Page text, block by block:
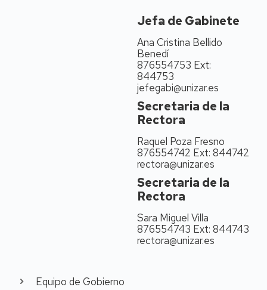
Profesora de Histología y
la Facultad de Ciencias
Experimentales y de la
Salud de la Universidad
Cardenal Herrera
(Valencia). Regresó a la
Facultad de Veterinaria
de la Universidad de
Responsable y Jefe de
Área Técnica del
Laboratorio Autonómico
de Aragón de las
Encefalopatías
Transmisibles (Centro de
Encefalopatías y
Enfermedades
Jefa de Gabinete
Ana Cristina Bellido
Benedí
876554753 Ext:
844753
jefegabi@unizar.es
Secretaria de la
Rectora
Raquel Poza Fresno
876554742 Ext: 844742
rectora@unizar.es
Secretaria de la
Rectora
Sara Miguel Villa
876554743 Ext: 844743
rectora@unizar.es
Equipo de Gobierno